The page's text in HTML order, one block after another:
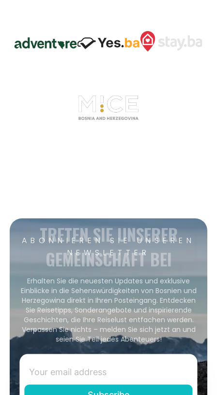
ABONNIEREN SIE UNSEREN
NEWSLETTER
TRETEN SIE UNSERER
GEMEINSCHAFT BEI
Erhalten Sie die neuesten Updates und exklusive
Einblicke in die Sehenswürdigkeiten von Bosnien und
Herzegowina direkt in Ihren Posteingang. Entdecken
Sie Reisetipps, Sonderangebote und inspirierende
Geschichten, die Ihre Reiselust entfachen werden.
Verpassen Sie nichts – melden Sie sich jetzt an und
seien Sie Teil jedes Abenteuers!